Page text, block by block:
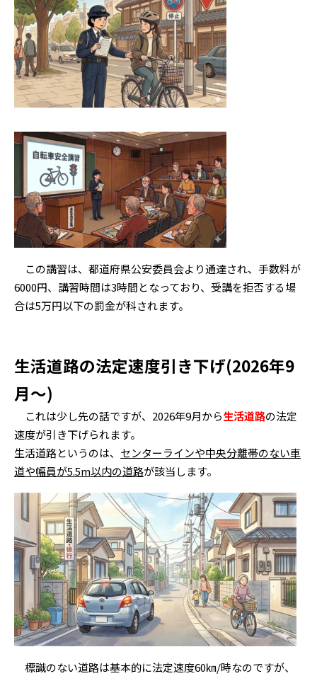
この講習は、都道府県公安委員会より通達され、手数料が
6000円、講習時間は3時間となっており、受講を拒否する場
合は5万円以下の罰金が科されます。
生活道路の法定速度引き下げ(2026年9
月～)
これは少し先の話ですが、2026年9月から生活道路の法定
速度が引き下げられます。
生活道路というのは、 センターラインや中央分離帯のない車
道や幅員が5.5m以内の道路が該当します。
標識のない道路は基本的に法定速度60㎞/時なのですが、